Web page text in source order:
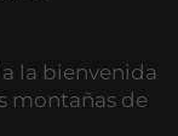
la bienvenida
montañas de